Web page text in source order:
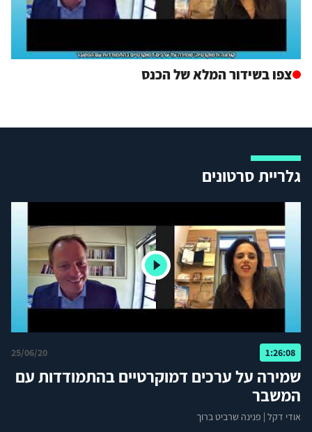
צפו בשידור המלא של הכנס
גלריית סרטונים
1:26:08
25/06/20
שמירה על ערכים דמוקרטיים בהתמודדות עם
המשבר
אודי דקל | פנינה שרביט ברוך